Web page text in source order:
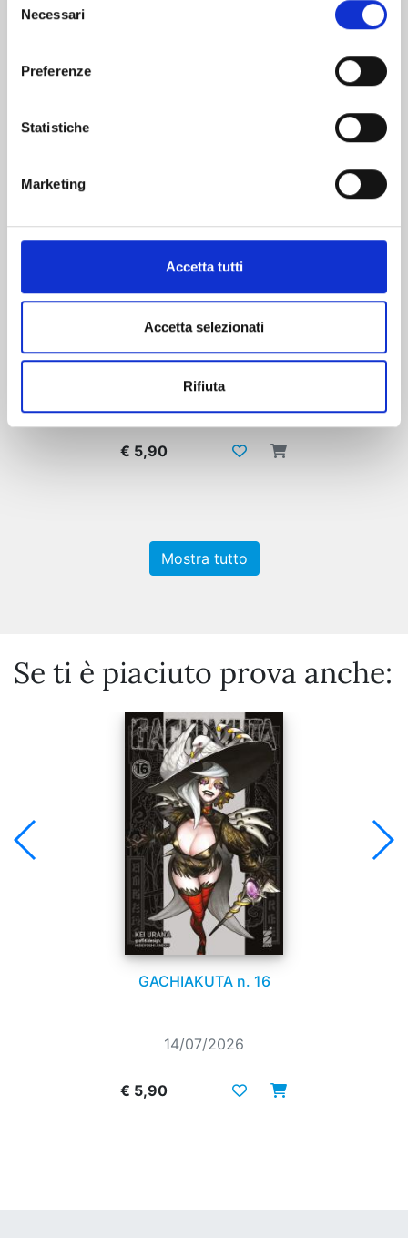
delNecessari
Preferenze
Statistiche
Marketing
Accetta tutti
Accetta selezionati
Rifiuta
€ 5,90
Mostra tutto
Se ti è piaciuto prova anche:
GACHIAKUTA n. 16
14/07/2026
€ 5,90